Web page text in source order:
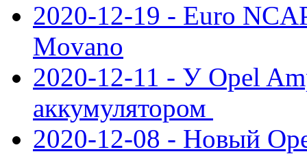
2020-12-19 - Euro
Movano
2020-12-11 - У Opel
аккумулятором
2020-12-08 - Новый